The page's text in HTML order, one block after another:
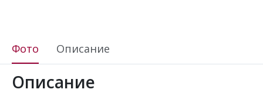
Фото Описание
Описание